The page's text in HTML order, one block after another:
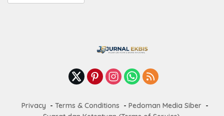
Terbaru
Privacy Terms & Conditions
Pedoman Media Siber